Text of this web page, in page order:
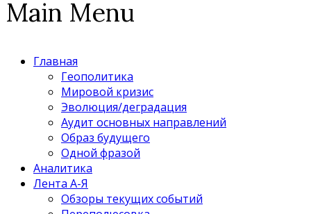
Main Menu
Главная
Геополитика
Мировой кризис
Эволюция/деградация
Аудит основных направлений
Образ будущего
Одной фразой
Аналитика
Лента А-Я
Обзоры текущих событий